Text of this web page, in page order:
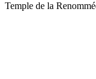
Temple de la